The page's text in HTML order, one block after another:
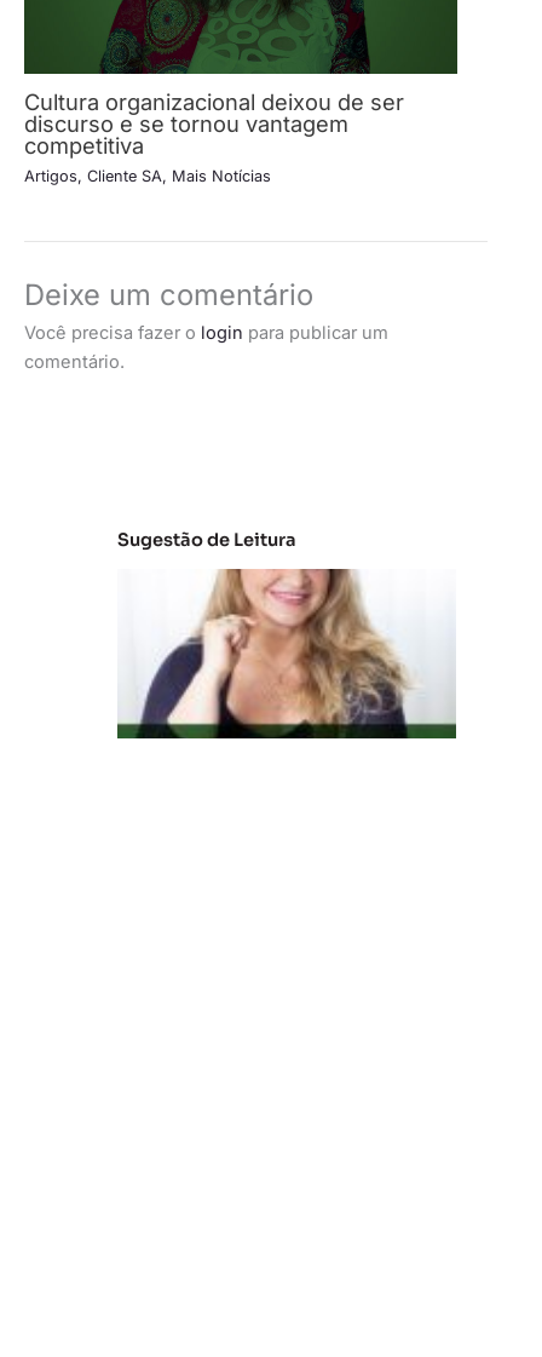
Cultura organizacional deixou de ser
discurso e se tornou vantagem
competitiva
Artigos, Cliente SA, Mais Notícias
Deixe um comentário
Você precisa fazer o login para publicar um
comentário.
Sugestão de Leitura